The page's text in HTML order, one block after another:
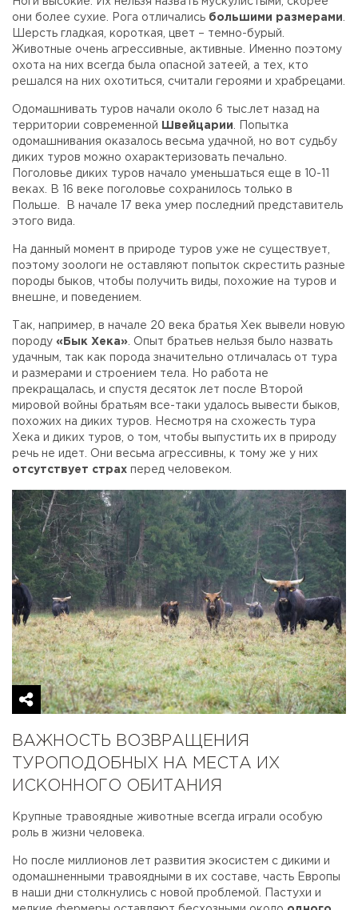
они более сухие. Рога отличались большими размерами
Шерсть гладкая, короткая, цвет – темно-бурый.
Животные очень агрессивные, активные. Именно поэтому
охота на них всегда была опасной затеей, а тех, кто
решался на них охотиться, считали героями и храбрецами.
Одомашнивать туров начали около 6 тыс.лет назад на
территории современной
Швейцарии
. Попытка
одомашнивания оказалось весьма удачной, но вот судьбу
диких туров можно охарактеризовать печально.
Поголовье диких туров начало уменьшаться еще в 10-11
веках. В 16 веке поголовье сохранилось только в
Польше. В начале 17 века умер последний представитель
этого вида.
На данный момент в природе туров уже не существует,
поэтому зоологи не оставляют попыток скрестить разные
породы быков, чтобы получить виды, похожие на туров и
внешне, и поведением.
Так, например, в начале 20 века братья Хек вывели новую
породу «Бык Хека» . Опыт братьев нельзя было назвать
удачным, так как порода значительно отличалась от тура
и размерами и строением тела. Но работа не
прекращалась, и спустя десяток лет после Второй
мировой войны братьям все-таки удалось вывести быков,
похожих на диких туров. Несмотря на схожесть тура
Хека и диких туров, о том, чтобы выпустить их в природу
речь не идет. Они весьма агрессивны, к тому же у них
отсутствует страх перед человеком.
ВАЖНОСТЬ ВОЗВРАЩЕНИЯ
ТУРОПОДОБНЫХ НА МЕСТА ИХ
ИСКОННОГО ОБИТАНИЯ
Крупные травоядные животные всегда играли особую
роль в жизни человека.
Но после миллионов лет развития экосистем с дикими и
одомашненными травоядными в их составе, часть Европы
в наши дни столкнулись с новой проблемой. Пастухи и